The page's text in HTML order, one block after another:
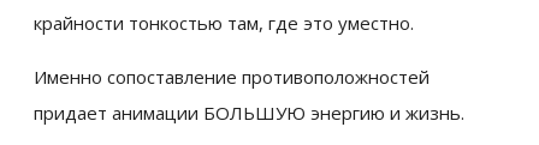
крайности тонкостью там, где это уместно.
Именно сопоставление противоположностей
придает анимации БОЛЬШУЮ энергию и жизнь.